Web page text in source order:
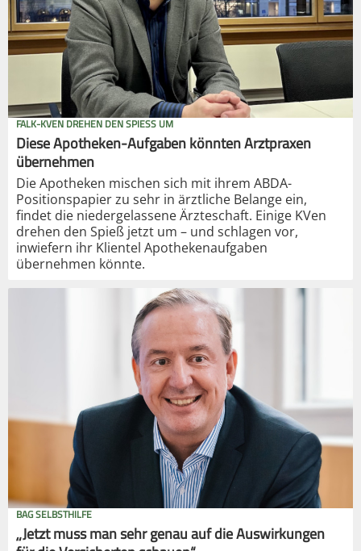
FALK-KVEN DREHEN DEN SPIESS UM
Diese Apotheken-Aufgaben könnten Arztpraxen
übernehmen
Die Apotheken mischen sich mit ihrem ABDA-
Positionspapier zu sehr in ärztliche Belange ein,
findet die niedergelassene Ärzteschaft. Einige KVen
drehen den Spieß jetzt um – und schlagen vor,
inwiefern ihr Klientel Apothekenaufgaben
übernehmen könnte.
BAG SELBSTHILFE
„Jetzt muss man sehr genau auf die Auswirkungen